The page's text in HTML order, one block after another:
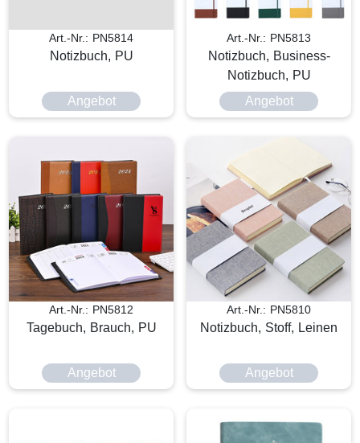
Art.-Nr.: PN5814
Notizbuch, PU
Angebot
Art.-Nr.: PN5813
Notizbuch, Business-
Notizbuch, PU
Angebot
Art.-Nr.: PN5812
Tagebuch, Brauch, PU
Angebot
Art.-Nr.: PN5810
Notizbuch, Stoff, Leinen
Angebot